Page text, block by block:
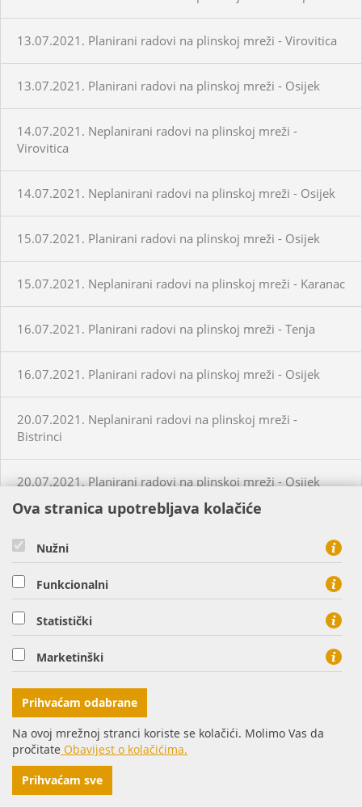
13.07.2021. Planirani radovi na plinskoj mreži - Virovitica
13.07.2021. Planirani radovi na plinskoj mreži - Osijek
14.07.2021. Neplanirani radovi na plinskoj mreži -
Virovitica
14.07.2021. Neplanirani radovi na plinskoj mreži - Osijek
15.07.2021. Planirani radovi na plinskoj mreži - Osijek
15.07.2021. Neplanirani radovi na plinskoj mreži - Karanac
16.07.2021. Planirani radovi na plinskoj mreži - Tenja
16.07.2021. Planirani radovi na plinskoj mreži - Osijek
20.07.2021. Neplanirani radovi na plinskoj mreži -
Bistrinci
20.07.2021. Planirani radovi na plinskoj mreži - Osijek
21.07.2021. Planirani radovi na plinskoj mreži - Osijek
22.07.2021. Planirani radovi na plinskoj mreži - Virovitica
22.07.2021. Planirani radovi na plinskoj mreži - Osijek
22.07.2021. Neplanirani radovi na plinskoj mreži -
26.07.2021. Planirani radovi na plinskoj mreži - Donji
Miholjac
Ova stranica upotrebljava kolačiće
Nužni
Funkcionalni
Statistički
Marketinški
Prihvaćam odabrane
Na ovoj mrežnoj stranci koriste se kolačići. Molimo Vas da
pročitate Obavijest o kolačićima.
Prihvaćam sve